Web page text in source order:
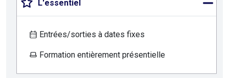
L'essentiel
Entrées/sorties à dates fixes
Formation entièrement présentielle